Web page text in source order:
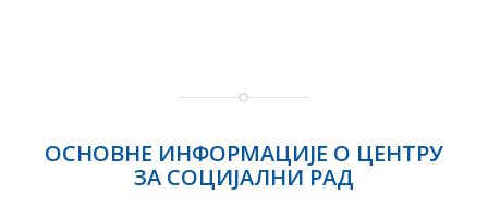
ОСНОВНЕ ИНФОРМАЦИЈЕ О ЦЕНТРУ
ЗА СОЦИЈАЛНИ РАД